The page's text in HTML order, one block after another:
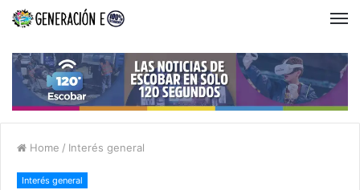
Home / Interés general
Interés general